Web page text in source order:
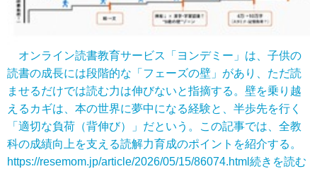
オンライン読書教育サービス「ヨンデミー」は、子供の
読書の成長には段階的な「フェーズの壁」があり、ただ読
ませるだけでは読む力は伸びないと指摘する。壁を乗り越
えるカギは、本の世界に夢中になる経験と、半歩先を行く
「適切な負荷（背伸び）」だという。この記事では、全教
科の成績向上を支える読解力育成のポイントを紹介する。
https://resemom.jp/article/2026/05/15/86074.html 続きを読む